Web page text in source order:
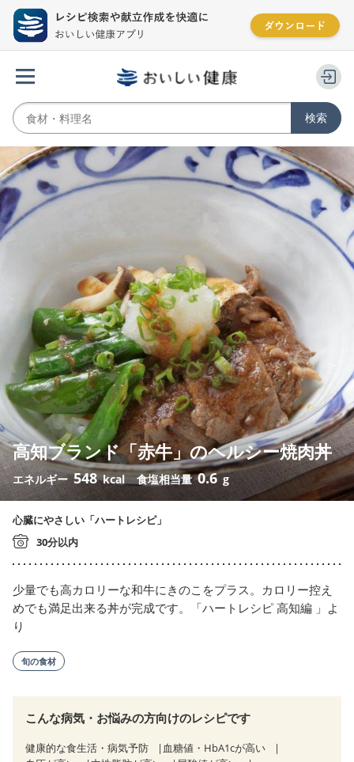
高知ブランド「赤牛」のヘルシー焼肉丼
エネルギー548 kcal 食塩相当量0.6 g
心臓にやさしい「ハートレシピ」
30分以内
少量でも高カロリーな和牛にきのこをプラス。カロリー控え
めでも満足出来る丼が完成です。「ハートレシピ 高知編 」よ
り
旬の食材
こんな病気・お悩みの方向けのレシピです
健康的な食生活・病気予防
血糖値・HbA1cが高い